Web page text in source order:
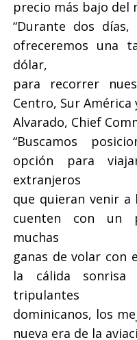
precio más bajo del
“Durante dos
ofreceremos una
dólar,
para recorrer
Centro, Sur América
Alvarado, Chief
“Buscamos
opción para
extranjeros
que quieran venir a
cuenten con un
muchas
ganas de volar con
la cálida
tripulantes
dominicanos, los
nueva era de la